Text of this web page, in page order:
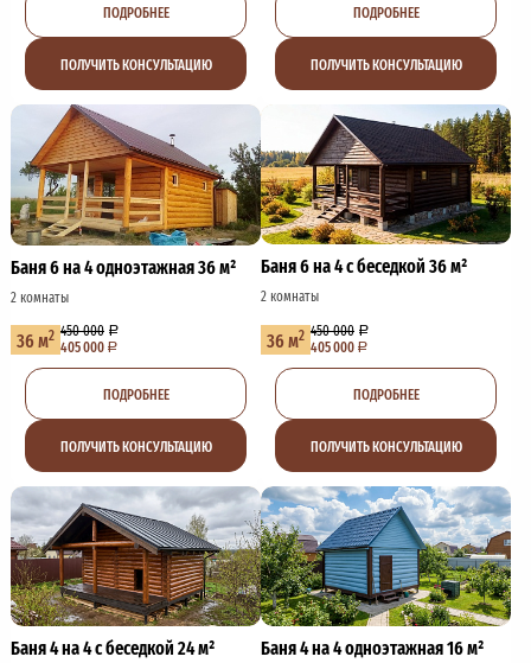
ПОДРОБНЕЕ
ПОЛУЧИТЬ КОНСУЛЬТАЦИЮ
ПОДРОБНЕЕ
ПОЛУЧИТЬ КОНСУЛЬТАЦИЮ
Баня 6 на 4 одноэтажная 36 м²
2 комнаты
36 м2 450 000
405 000
ПОДРОБНЕЕ
ПОЛУЧИТЬ КОНСУЛЬТАЦИЮ
Баня 6 на 4 с беседкой 36 м²
2 комнаты
36 м2 450 000
405 000
ПОДРОБНЕЕ
ПОЛУЧИТЬ КОНСУЛЬТАЦИЮ
Баня 4 на 4 с беседкой 24 м² Баня 4 на 4 одноэтажная 16 м²